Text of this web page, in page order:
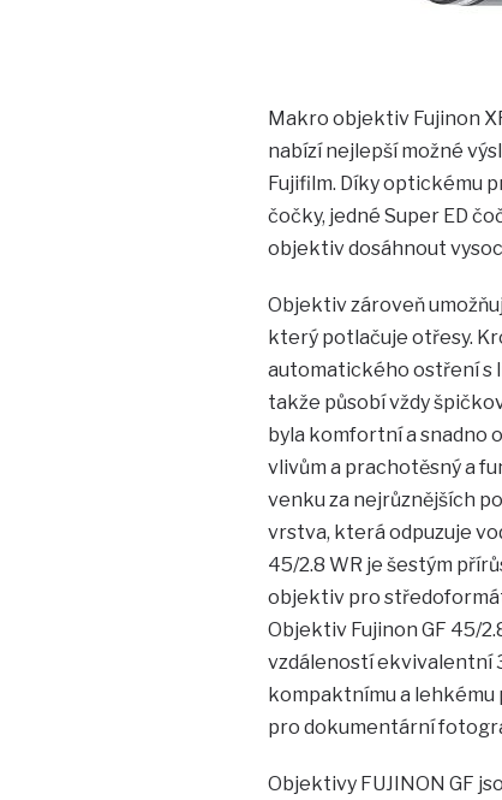
Makro objektiv Fujinon
nabízí nejlepší možné
Fujifilm. Díky optickému
čočky, jedné Super ED
objektiv dosáhnout
Objektiv zároveň
který potlačuje otřesy.
automatického ostření s
takže působí vždy
byla komfortní a snadno
vlivům a prachotěsný a
venku za nejrůznějších
vrstva, která odpuzuje
45/2.8 WR je šestým
objektiv pro
Objektiv Fujinon GF 45/
vzdáleností ekvivalentní
kompaktnímu a
pro dokumentární
Objektivy FUJINON GF